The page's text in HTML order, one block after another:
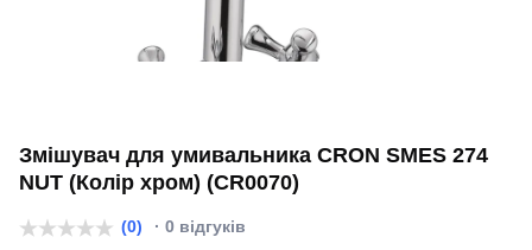
Змішувач для умивальника CRON SMES 274
NUT (Колір хром) (CR0070)
(0) · 0 відгуків